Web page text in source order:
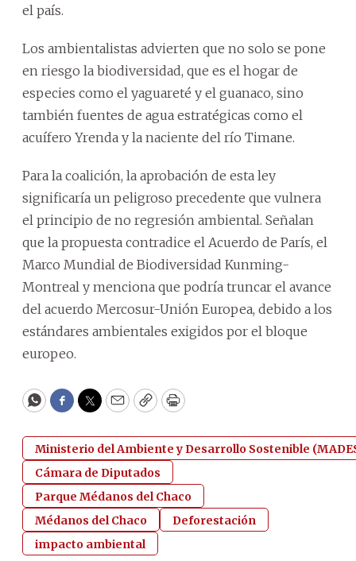
el país.
Los ambientalistas advierten que no solo se pone
en riesgo la biodiversidad, que es el hogar de
especies como el yaguareté y el guanaco, sino
también fuentes de agua estratégicas como el
acuífero Yrenda y la naciente del río Timane.
Para la coalición, la aprobación de esta ley
significaría un peligroso precedente que vulnera
el principio de no regresión ambiental. Señalan
que la propuesta contradice el Acuerdo de París, el
Marco Mundial de Biodiversidad Kunming-
Montreal y menciona que podría truncar el avance
del acuerdo Mercosur-Unión Europea, debido a los
estándares ambientales exigidos por el bloque
europeo.
WhatsApp
Facebook
Twitter
EmailCopyPrint
Ministerio del Ambiente y Desarrollo Sostenible
Cámara de Diputados
Parque Médanos del Chaco
Médanos del Chaco
Deforestación
impacto ambiental